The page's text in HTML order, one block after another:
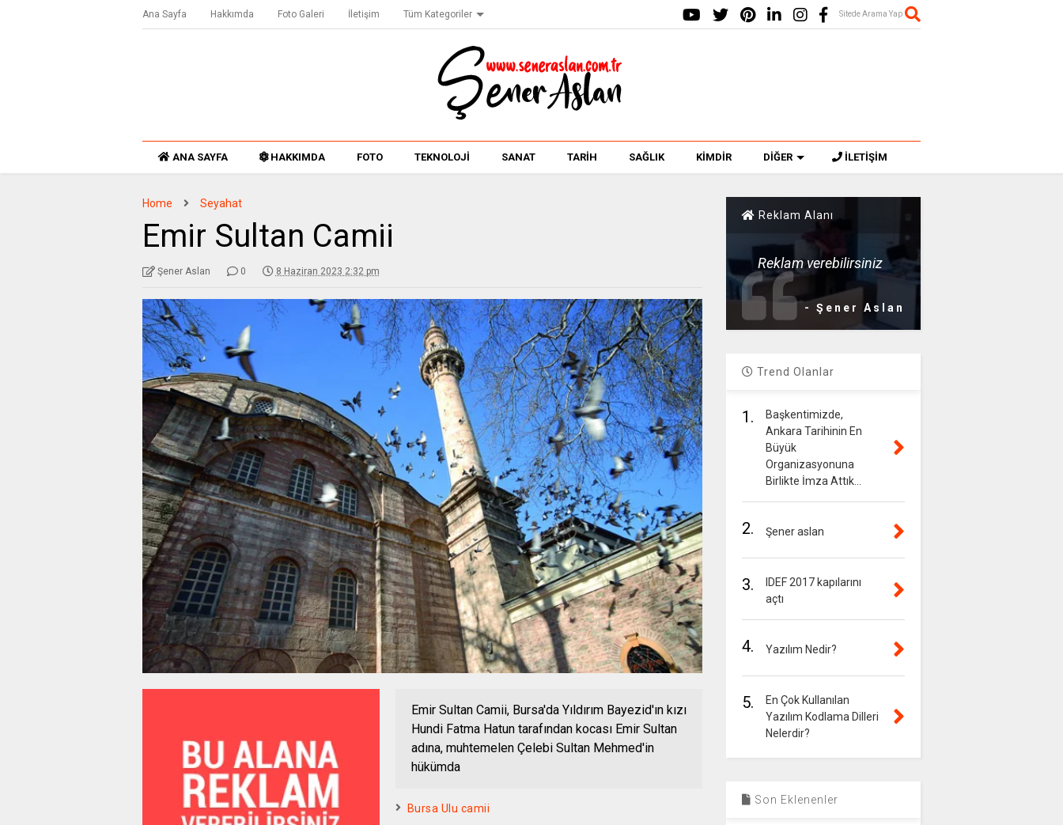
Ana Sayfa Hakkımda Foto Galeri İletişim Tüm Kategoriler Sitede Arama Yap
ANA SAYFA HAKKIMDA FOTO TEKNOLOJİ SANAT TARİH SAĞLIK KİMDİR DİĞER İLETİŞİM
Home Seyahat
Emir Sultan Camii
Şener Aslan 0 8 Haziran 2023 2:32 pm
Emir Sultan Camii, Bursa'da Yıldırım Bayezid'ın kızı
Hundi Fatma Hatun tarafından kocası Emir Sultan
adına, muhtemelen Çelebi Sultan Mehmed'in
hükümda
Bursa Ulu camii
Reklam Alanı
Reklam verebilirsiniz
- Şener Aslan
Trend Olanlar
1.
Başkentimizde,
Ankara Tarihinin En
Büyük
Organizasyonuna
Birlikte İmza Attık…
2. Şener aslan
3.
IDEF 2017 kapılarını
açtı
4. Yazılım Nedir?
5.
En Çok Kullanılan
Yazılım Kodlama Dilleri
Nelerdir?
Son Eklenenler